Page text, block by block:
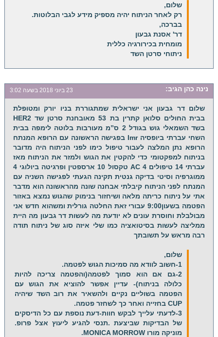
שלום,
רק לאחר הניתוח יהיה מספיק מידע לגבי הבלוטות.
בברכה,
דר' אסנת גבעון
מומחית בכירורגיה כללית
ניתוחי סרטן השד
נינה כהן הגיב: 23 ביוני 2018 בשעה 3:02
שלום דר גבעון אני ישראלית שמתגוררת בניו יורק ומטופלת
בבית החולים סלואן קתרין בת 53 מאובחנת סרטן שד HER2
בשד השמאלי גוש בגודל 2 ס”מ מעורבות בלוטה לימפה בבית
השחי עברתי ביופסיה Imr בפגישה הראשונה עם הרופא המנתח
הרופא נתן המלצה לעבור טיפול כימו לפני הניתוח היה מדובר
בניתוח למפקטומי כדי להקטין את הגוש ולמזר את הניתוח מאז
עברתי 14 טיפולים 4 AC טקסול 10 ארספטין ופרגיטה ביולוגי 4
ממוגרפיה וסיטי בדיקה גנטית תקינה הגעתי לפגישה השניה עם
המנתח לפני הניתוח קיבלתי אבחנה שונה מהראשונה הוא מדבר
אתי על ניתוח כריתה מלאה ושיחזור בנימוק שהגוש נמצא באזור
הפטמה בשעון9:00 עבורי זאת החלטה גורלית ומשהוא חדש אני
מבולבלת וחוסרת עונים לא יודעת מה לעשות דר גבעון מה היית
ממליצה לעשות בסיטואציה כמו שלי איזה סוג של ניתוח תודה
רבה מראש על תשובתך
שלום,
1-חשוב לוודא מה סמיכות הגוש לפטמה.
2-גם אם הוא סמוך לפטמה(והפטמה צריכה להיות
כלולה בניתוח)- עדיין אפשר להוציא את הגוש עם
הפטמה בשוליים נקיים ולהשאיר את רוב השד שיהיה
CUP בחזייה ואחר כך לשחזר פטמה.
3-לדעתי עלייך לבקש חוות-דעת נוספת עם כל הדיסקים
של הבדיקות שביצעת .תנסי להגיע ליעוץ אצל פרופ.
מוניקה מורו MONICA MORROW.